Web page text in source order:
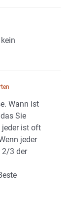
Wann ist
Sie
jeder ist oft
jeder
2/3 der